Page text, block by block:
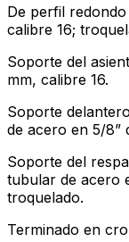
De perfil
calibre 16;
Soporte del
mm, calibre 16.
Soporte
de acero en 5/8”
Soporte del
tubular de acero
troquelado.
Terminado en